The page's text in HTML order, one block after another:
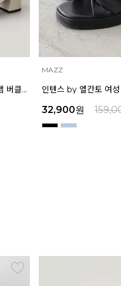
인텐스 by 엘칸토 여성 와이드 스트랩 버클 포인트 샌들 6cm LCWW17I626
MAZZ
32,900원